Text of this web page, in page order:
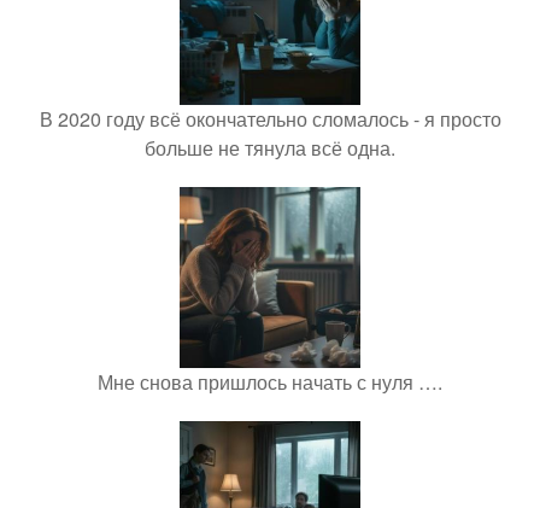
В 2020 году всё окончательно сломалось - я просто
больше не тянула всё одна.
Мне снова пришлось начать с нуля ….